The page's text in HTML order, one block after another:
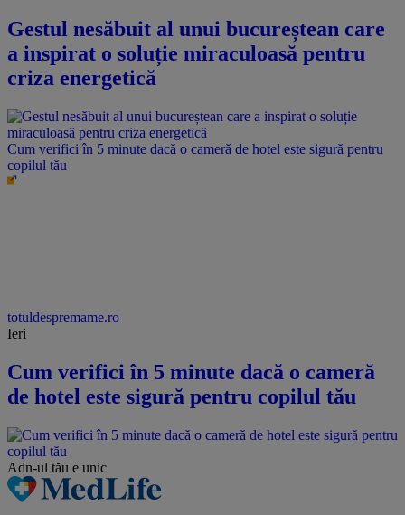
Gestul nesăbuit al unui bucureștean care
a inspirat o soluție miraculoasă pentru
criza energetică
Cum verifici în 5 minute dacă o cameră de hotel este sigură pentru
copilul tău
totuldespremame.ro
Ieri
Cum verifici în 5 minute dacă o cameră
de hotel este sigură pentru copilul tău
Adn-ul tău e unic